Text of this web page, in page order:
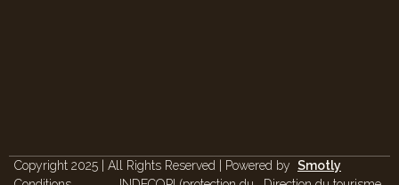
Copyright 2025 | All Rights Reserved | Powered by Smotly